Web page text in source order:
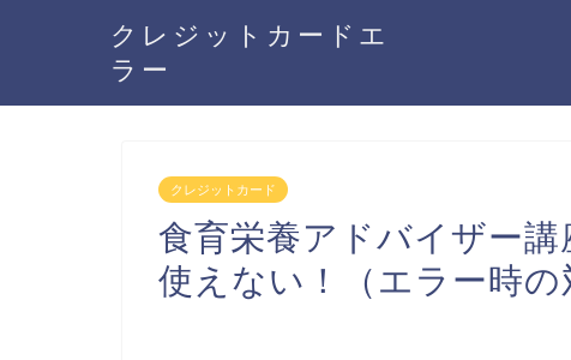
クレジットカードエ
ラー
クレジットカード
食育栄養アドバイザー
使えない！（エラー時の